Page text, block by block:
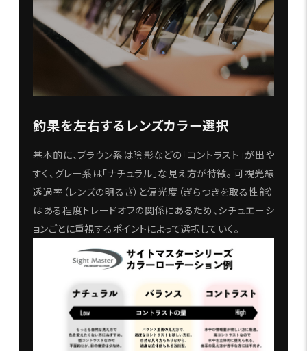
釣果を左右するレンズカラー選択
基本的に、ブラウン系は陰影などの「コントラスト」が出や
すく、グレー系は「ナチュラル」な見え方が特徴。 可視光線
透過率（レンズの明るさ）と偏光度（ぎらつきを取る性能）
はある程度トレードオフの関係にあるため、シチュエーシ
ョンごとに重視するポイントによって選択していく。